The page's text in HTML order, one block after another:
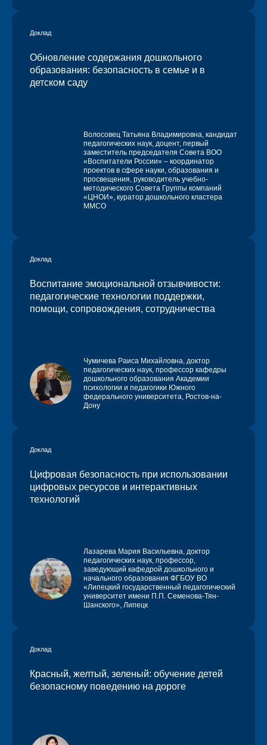
Доклад
Обновление содержания дошкольного
образования: безопасность в семье и в
детском саду
Волосовец Татьяна Владимировна, кандидат
педагогических наук, доцент, первый
заместитель председателя Совета ВОО
«Воспитатели России» – координатор
проектов в сфере науки, образования и
просвещения, руководитель учебно-
методического Совета Группы компаний
«ЦНОИ», куратор дошкольного кластера
ММСО
Доклад
Воспитание эмоциональной отзывчивости:
педагогические технологии поддержки,
помощи, сопровождения, сотрудничества
Чумичева Раиса Михайловна, доктор
педагогических наук, профессор кафедры
дошкольного образования Академии
психологии и педагогики Южного
федерального университета, Ростов-на-
Дону
Доклад
Цифровая безопасность при использовании
цифровых ресурсов и интерактивных
технологий
Лазарева Мария Васильевна, доктор
педагогических наук, профессор,
заведующий кафедрой дошкольного и
начального образования ФГБОУ ВО
«Липецкий государственный педагогический
университет имени П.П. Семенова-Тян-
Шанского», Липецк
Доклад
Красный, желтый, зеленый: обучение детей
безопасному поведению на дороге